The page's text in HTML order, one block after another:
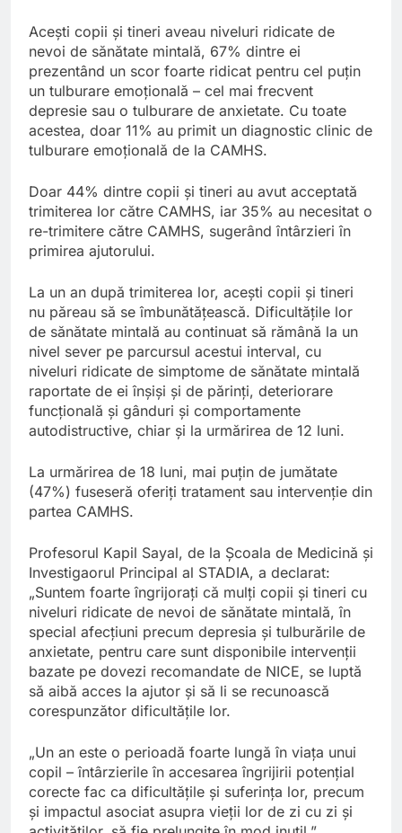
Acești copii și tineri aveau niveluri ridicate de
nevoi de sănătate mintală, 67% dintre ei
prezentând un scor foarte ridicat pentru cel puțin
un tulburare emoțională – cel mai frecvent
depresie sau o tulburare de anxietate. Cu toate
acestea, doar 11% au primit un diagnostic clinic de
tulburare emoțională de la CAMHS.
Doar 44% dintre copii și tineri au avut acceptată
trimiterea lor către CAMHS, iar 35% au necesitat o
re-trimitere către CAMHS, sugerând întârzieri în
primirea ajutorului.
La un an după trimiterea lor, acești copii și tineri
nu păreau să se îmbunătățească. Dificultățile lor
de sănătate mintală au continuat să rămână la un
nivel sever pe parcursul acestui interval, cu
niveluri ridicate de simptome de sănătate mintală
raportate de ei înșiși și de părinți, deteriorare
funcțională și gânduri și comportamente
autodistructive, chiar și la urmărirea de 12 luni.
La urmărirea de 18 luni, mai puțin de jumătate
(47%) fuseseră oferiți tratament sau intervenție din
partea CAMHS.
Profesorul Kapil Sayal, de la Școala de Medicină și
Investigaorul Principal al STADIA, a declarat:
„Suntem foarte îngrijorați că mulți copii și tineri cu
niveluri ridicate de nevoi de sănătate mintală, în
special afecțiuni precum depresia și tulburările de
anxietate, pentru care sunt disponibile intervenții
bazate pe dovezi recomandate de NICE, se luptă
să aibă acces la ajutor și să li se recunoască
corespunzător dificultățile lor.
„Un an este o perioadă foarte lungă în viața unui
copil – întârzierile în accesarea îngrijirii potențial
corecte fac ca dificultățile și suferința lor, precum
și impactul asociat asupra vieții lor de zi cu zi și